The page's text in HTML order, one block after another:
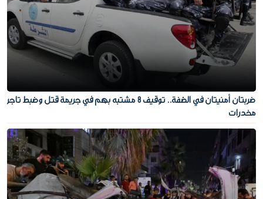
ضربتان أمنيتان في الضفة.. توقيف 8 مشتبه بهم في جريمة قتل وضبط تاجر
مخدرات